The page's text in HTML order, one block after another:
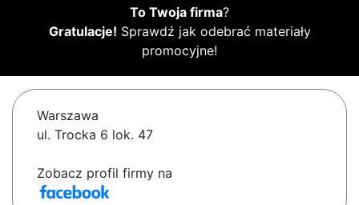
To Twoja firma?
Gratulacje! Sprawdź jak odebrać materiały
promocyjne!
Warszawa
ul. Trocka 6 lok. 47
Zobacz profil firmy na